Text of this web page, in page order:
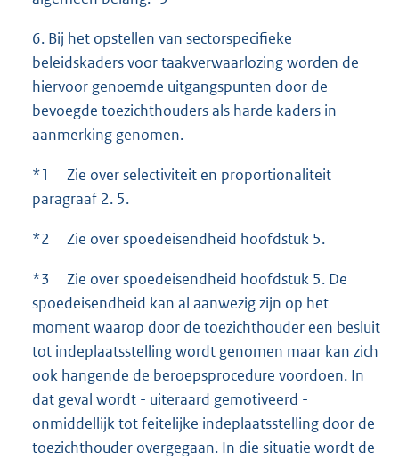
6. Bij het opstellen van sectorspecifieke
beleidskaders voor taakverwaarlozing worden de
hiervoor genoemde uitgangspunten door de
bevoegde toezichthouders als harde kaders in
aanmerking genomen.
*1 Zie over selectiviteit en proportionaliteit
paragraaf 2. 5.
*2 Zie over spoedeisendheid hoofdstuk 5.
*3 Zie over spoedeisendheid hoofdstuk 5. De
spoedeisendheid kan al aanwezig zijn op het
moment waarop door de toezichthouder een besluit
tot indeplaatsstelling wordt genomen maar kan zich
ook hangende de beroepsprocedure voordoen. In
dat geval wordt - uiteraard gemotiveerd -
onmiddellijk tot feitelijke indeplaatsstelling door de
toezichthouder overgegaan. In die situatie wordt de